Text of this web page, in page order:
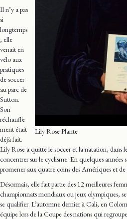
Lily Rose Plante
Il n’y a pas
si
longtemps
, elle
venait en
vélo aux
pratiques
de soccer
au parc de
Sutton.
Son
réchauffe
ment était
déjà fait.
Lily Rose a quitté le soccer et la natation, dans
concentrer sur le cyclisme. En quelques années
promener aux quatre coins des Amériques et de
Désormais, elle fait partie des 12 meilleures
championnats mondiaux ou jeux olympiques,
se qualifier. L’automne dernier à Cali, en
équipe lors de la Coupe des nations qui